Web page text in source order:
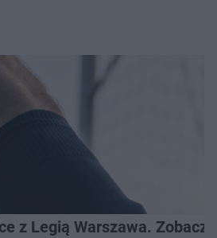
z Legią Warszawa. Zobacz